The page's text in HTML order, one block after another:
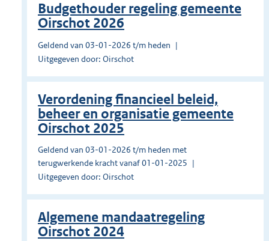
Budgethouder regeling gemeente
Oirschot 2026
Geldend van 03-01-2026 t/m heden
Uitgegeven door: Oirschot
Verordening financieel beleid,
beheer en organisatie gemeente
Oirschot 2025
Geldend van 03-01-2026 t/m heden met
terugwerkende kracht vanaf 01-01-2025
Uitgegeven door: Oirschot
Algemene mandaatregeling
Oirschot 2024